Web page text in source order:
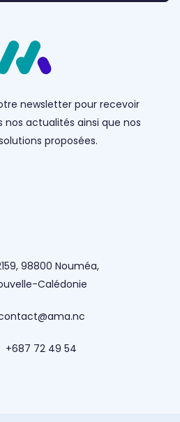
newsletter pour recevoir
nos actualités ainsi que nos
proposées.
98800 Nouméa,
Calédonie
+687 72 49 54